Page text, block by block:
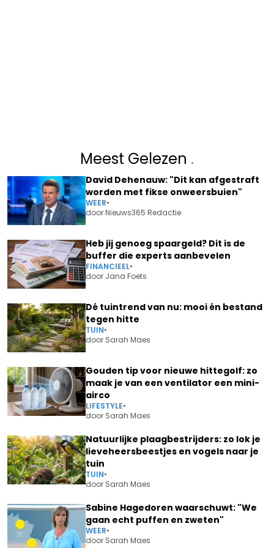
Meest Gelezen .
David Dehenauw: "Dit kan afgestraft
worden met fikse onweersbuien"
WEER•
doorNieuws365 Redactie
Heb jij genoeg spaargeld? Dit is de
buffer die experts aanbevelen
FINANCIEEL•
door Jana Foets
Dé tuintrend van nu: mooi én bestand
tegen hitte
TUIN•
door Sarah Maes
Gouden tip voor nieuwe hittegolf: zo
maak je van een ventilator een mini-
airco
LIFESTYLE•
door Sarah Maes
Natuurlijke plaagbestrijders: zo lok je
lieveheersbeestjes en vogels naar je
tuin
TUIN•
door Sarah Maes
Sabine Hagedoren waarschuwt: "We
gaan echt puffen en zweten"
WEER•
door Sarah Maes